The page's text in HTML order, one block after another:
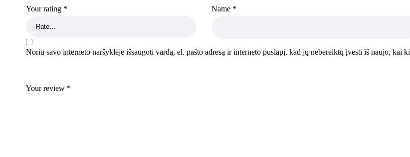
Your rating *
Your review *
Name *
Noriu savo interneto naršyklėje išsaugoti vardą, el. pašto adresą ir interneto puslapį, kad jų nebereiktų įvesti iš naujo, kai